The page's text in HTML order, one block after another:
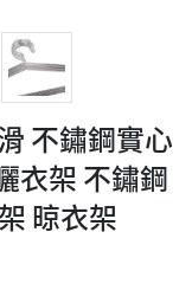
不鏽鋼實心
衣架 不鏽鋼
晾衣架